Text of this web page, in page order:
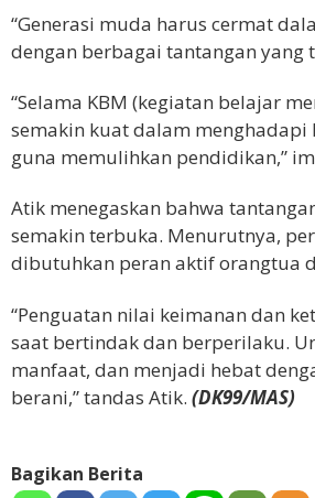
“Generasi muda harus cermat
dengan berbagai tantangan yang
“Selama KBM (kegiatan belajar
semakin kuat dalam
guna memulihkan pendidikan,”
Atik menegaskan bahwa
semakin terbuka. Menurutnya,
dibutuhkan peran aktif orangtua
“Penguatan nilai keimanan dan
saat bertindak dan berperilaku.
manfaat, dan menjadi hebat
berani,” tandas Atik. (DK99/MAS)
Bagikan Berita